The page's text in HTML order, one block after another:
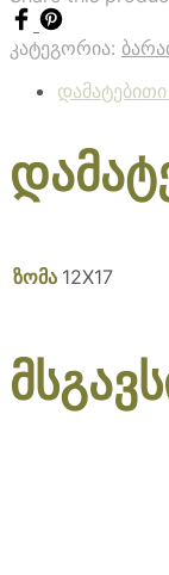
კატეგორია:
ზომა 12X17